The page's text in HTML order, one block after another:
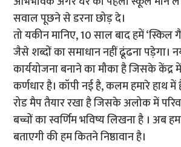
सवाल पूछने से डरना छोड़ दे।
तो यकीन मानिए, 10 साल बाद हमें ‘स्किल
जैसे शब्दों का समाधान नहीं ढूंढना पड़ेगा।
कार्ययोजना बनाने का मौका है जिसके केंद्र
कर्णधार है। कॉपी नई है, कलम हमारे हाथ
रोड मैप तैयार रखा है जिसके अलोक में
बच्चों का स्वर्णिम भविष्य लिखना है । अब
बताएगी की हम कितने निष्ठावान है।